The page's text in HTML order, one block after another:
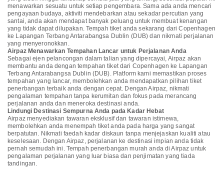
menawarkan sesuatu untuk setiap pengembara. Sama ada anda mencari
pengayaan budaya, aktiviti mendebarkan atau sekadar percutian yang
santai, anda akan mendapat banyak peluang untuk membuat kenangan
yang tidak dapat dilupakan. Tempah tiket anda sekarang dari Copenhagen
ke Lapangan Terbang Antarabangsa Dublin (DUB) dan nikmati perjalanan
yang menyeronokkan.
Airpaz Menawarkan Tempahan Lancar untuk Perjalanan Anda
Sebagai ejen pelancongan dalam talian yang dipercayai, Airpaz akan
membantu anda dengan tempahan tiket dari Copenhagen ke Lapangan
Terbang Antarabangsa Dublin (DUB). Platform kami memastikan proses
tempahan yang lancar, membolehkan anda mendapatkan pilihan tiket
penerbangan terbaik anda dengan cepat. Dengan Airpaz, nikmati
pengalaman tempahan tanpa kerumitan dan fokus pada merancang
perjalanan anda dan meneroka destinasi anda.
Lindungi Destinasi Sempurna Anda pada Kadar Hebat
Airpaz menyediakan tawaran eksklusif dan tawaran istimewa,
membolehkan anda menempah tiket anda pada harga yang sangat
berpatutan. Nikmati faedah kadar diskaun tanpa menjejaskan kualiti atau
keselesaan. Dengan Airpaz, perjalanan ke destinasi impian anda tidak
pernah semudah ini. Tempah penerbangan murah anda di Airpaz untuk
pengalaman perjalanan yang luar biasa dan penjimatan yang tiada
tandingan.